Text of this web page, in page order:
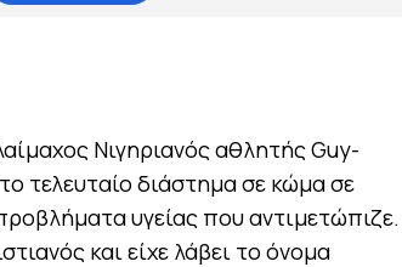
Νιγηριανός αθλητής Guy-
τελευταίο διάστημα σε κώμα σε
υγείας που αντιμετώπιζε.
και είχε λάβει το όνομα